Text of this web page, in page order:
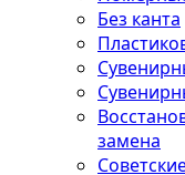
Без канта
замена